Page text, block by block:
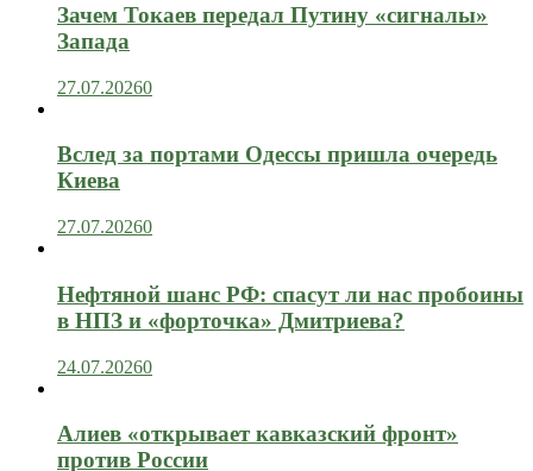
Зачем Токаев передал Путину «сигналы»
Запада
27.07.20260
Вслед за портами Одессы пришла очередь
Киева
27.07.20260
Нефтяной шанс РФ: спасут ли нас пробоины
в НПЗ и «форточка» Дмитриева?
24.07.20260
Алиев «открывает кавказский фронт»
против России